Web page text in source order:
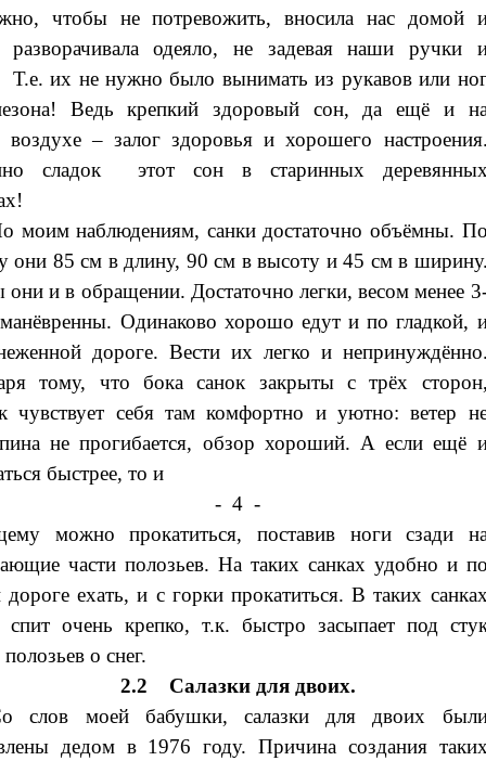
чтобы не потревожить, вносила нас домой
разворачивала одеяло, не задевая наши ручки
их не нужно было вынимать из рукавов или
Ведь крепкий здоровый сон, да ещё и
воздухе – залог здоровья и хорошего
сладок этот сон в старинных
моим наблюдениям, санки достаточно объёмны.
они 85 см в длину, 90 см в высоту и 45 см в
они и в обращении. Достаточно легки, весом менее
Одинаково хорошо едут и по гладкой,
дороге. Вести их легко и
тому, что бока санок закрыты с трёх
чувствует себя там комфортно и уютно: ветер
не прогибается, обзор хороший. А если ещё
быстрее, то и
- 4 -
можно прокатиться, поставив ноги сзади
части полозьев. На таких санках удобно и
ехать, и с горки прокатиться. В таких
очень крепко, т.к. быстро засыпает под
о снег.
2.2 Салазки для двоих.
слов моей бабушки, салазки для двоих
дедом в 1976 году. Причина создания